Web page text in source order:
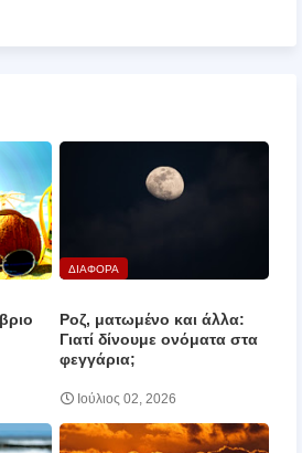
ΔΙΑΦΟΡΑ
Ροζ, ματωμένο και άλλα:
Γιατί δίνουμε ονόματα στα
φεγγάρια;
Ιούλιος 02, 2026